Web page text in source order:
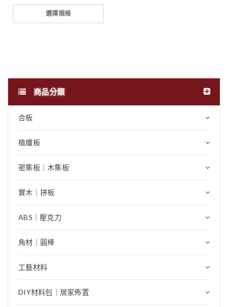
商品分類
合板
植纖板
密集板｜木集板
實木｜拼板
ABS｜壓克力
角材｜圓棒
工藝材料
DIY材料包｜居家佈置
選擇規格